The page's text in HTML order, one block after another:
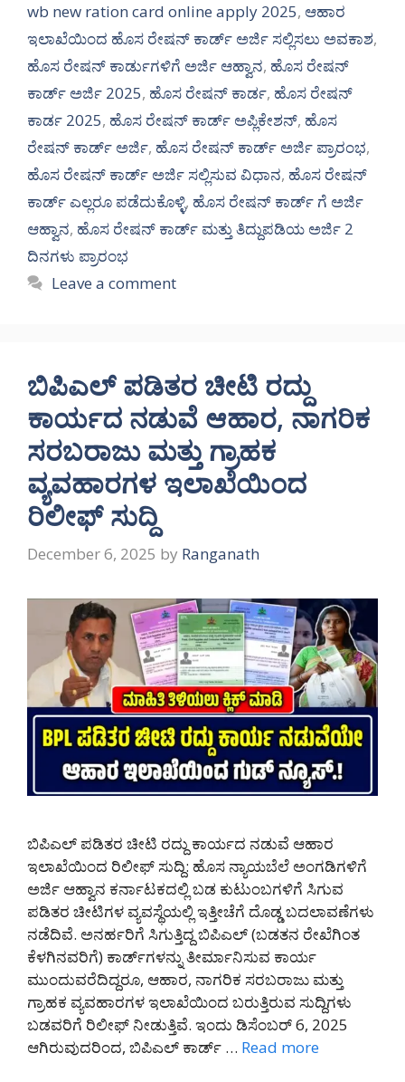
wb new ration card online apply 2025, ಆಹಾರ
ಇಲಾಖೆಯಿಂದ ಹೊಸ ರೇಷನ್ ಕಾರ್ಡ್ ಅರ್ಜಿ ಸಲ್ಲಿಸಲು ಅವಕಾಶ,
ಹೊಸ ರೇಷನ್ ಕಾರ್ಡುಗಳಿಗೆ ಅರ್ಜಿ ಆಹ್ವಾನ, ಹೊಸ ರೇಷನ್
ಕಾರ್ಡ್ ಅರ್ಜಿ 2025, ಹೊಸ ರೇಷನ್ ಕಾರ್ಡ, ಹೊಸ ರೇಷನ್
ಕಾರ್ಡ 2025, ಹೊಸ ರೇಷನ್ ಕಾರ್ಡ್ ಅಪ್ಲಿಕೇಶನ್, ಹೊಸ
ರೇಷನ್ ಕಾರ್ಡ್ ಅರ್ಜಿ, ಹೊಸ ರೇಷನ್ ಕಾರ್ಡ್ ಅರ್ಜಿ ಪ್ರಾರಂಭ,
ಹೊಸ ರೇಷನ್ ಕಾರ್ಡ್ ಅರ್ಜಿ ಸಲ್ಲಿಸುವ ವಿಧಾನ, ಹೊಸ ರೇಷನ್
ಕಾರ್ಡ್ ಎಲ್ಲರೂ ಪಡೆದುಕೊಳ್ಳಿ, ಹೊಸ ರೇಷನ್ ಕಾರ್ಡ್ ಗೆ ಅರ್ಜಿ
ಆಹ್ವಾನ, ಹೊಸ ರೇಷನ್ ಕಾರ್ಡ್ ಮತ್ತು ತಿದ್ದುಪಡಿಯ ಅರ್ಜಿ 2
ದಿನಗಳು ಪ್ರಾರಂಭ
Leave a comment
ಬಿಪಿಎಲ್ ಪಡಿತರ ಚೀಟಿ ರದ್ದು
ಕಾರ್ಯದ ನಡುವೆ ಆಹಾರ, ನಾಗರಿಕ
ಸರಬರಾಜು ಮತ್ತು ಗ್ರಾಹಕ
ವ್ಯವಹಾರಗಳ ಇಲಾಖೆಯಿಂದ
ರಿಲೀಫ್ ಸುದ್ದಿ
December 6, 2025 by Ranganath
ಬಿಪಿಎಲ್ ಪಡಿತರ ಚೀಟಿ ರದ್ದು ಕಾರ್ಯದ ನಡುವೆ ಆಹಾರ
ಇಲಾಖೆಯಿಂದ ರಿಲೀಫ್ ಸುದ್ದಿ: ಹೊಸ ನ್ಯಾಯಬೆಲೆ ಅಂಗಡಿಗಳಿಗೆ
ಅರ್ಜಿ ಆಹ್ವಾನ ಕರ್ನಾಟಕದಲ್ಲಿ ಬಡ ಕುಟುಂಬಗಳಿಗೆ ಸಿಗುವ
ಪಡಿತರ ಚೀಟಿಗಳ ವ್ಯವಸ್ಥೆಯಲ್ಲಿ ಇತ್ತೀಚೆಗೆ ದೊಡ್ಡ ಬದಲಾವಣೆಗಳು
ನಡೆದಿವೆ. ಅನರ್ಹರಿಗೆ ಸಿಗುತ್ತಿದ್ದ ಬಿಪಿಎಲ್ (ಬಡತನ ರೇಖೆಗಿಂತ
ಕೆಳಗಿನವರಿಗೆ) ಕಾರ್ಡ್‌ಗಳನ್ನು ತೀರ್ಮಾನಿಸುವ ಕಾರ್ಯ
ಮುಂದುವರೆದಿದ್ದರೂ, ಆಹಾರ, ನಾಗರಿಕ ಸರಬರಾಜು ಮತ್ತು
ಗ್ರಾಹಕ ವ್ಯವಹಾರಗಳ ಇಲಾಖೆಯಿಂದ ಬರುತ್ತಿರುವ ಸುದ್ದಿಗಳು
ಬಡವರಿಗೆ ರಿಲೀಫ್ ನೀಡುತ್ತಿವೆ. ಇಂದು ಡಿಸೆಂಬರ್ 6, 2025
ಆಗಿರುವುದರಿಂದ, ಬಿಪಿಎಲ್ ಕಾರ್ಡ್ … Read more